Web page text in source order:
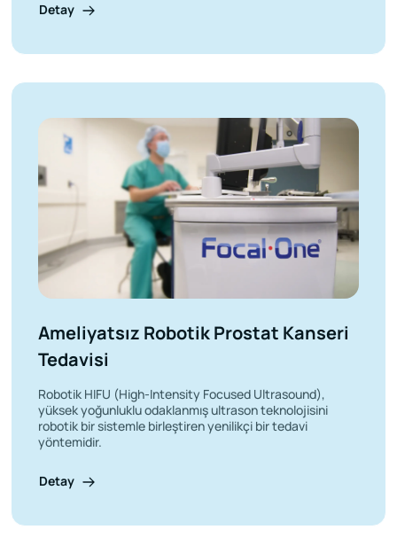
Detay
Ameliyatsız Robotik Prostat Kanseri
Tedavisi
Robotik HIFU (High-Intensity Focused Ultrasound),
yüksek yoğunluklu odaklanmış ultrason teknolojisini
robotik bir sistemle birleştiren yenilikçi bir tedavi
yöntemidir.
Detay